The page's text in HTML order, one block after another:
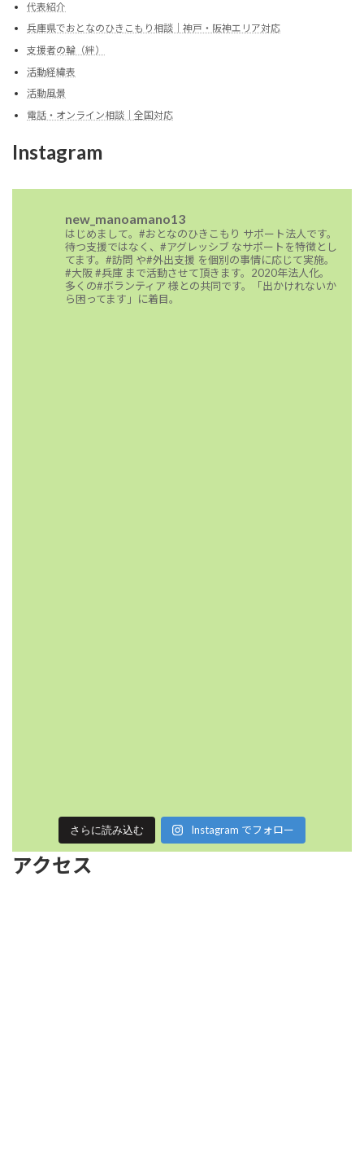
代表紹介
兵庫県でおとなのひきこもり相談｜神戸・阪神エリア対応
支援者の輪（絆）
活動経緯表
活動風景
電話・オンライン相談｜全国対応
Instagram
new_manoamano13
はじめまして。#おとなのひきこもり サポート法人です。
待つ支援ではなく、#アグレッシブ なサポートを特徴とし
てます。#訪問 や#外出支援 を個別の事情に応じて実施。
#大阪 #兵庫 まで活動させて頂きます。2020年法人化。
多くの#ボランティア 様との共同です。「出かけれないか
ら困ってます」に着目。
さらに読み込む Instagram でフォロー
アクセス